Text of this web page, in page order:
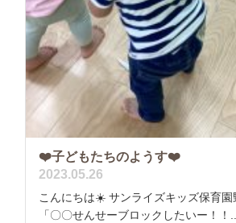
❤️子どもたちのようす❤️
2023.05.26
こんにちは☀️ サンライズキッズ保育園
「〇〇せんせーブロックしたいー！！...